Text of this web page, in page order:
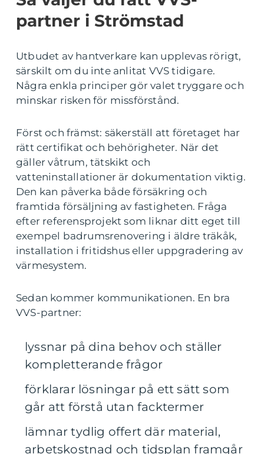
partner i Strömstad
Utbudet av hantverkare kan upplevas rörigt,
särskilt om du inte anlitat VVS tidigare.
Några enkla principer gör valet tryggare och
minskar risken för missförstånd.
Först och främst: säkerställ att företaget har
rätt certifikat och behörigheter. När det
gäller våtrum, tätskikt och
vatteninstallationer är dokumentation viktig.
Den kan påverka både försäkring och
framtida försäljning av fastigheten. Fråga
efter referensprojekt som liknar ditt eget till
exempel badrumsrenovering i äldre träkåk,
installation i fritidshus eller uppgradering av
värmesystem.
Sedan kommer kommunikationen. En bra
VVS-partner:
lyssnar på dina behov och ställer
kompletterande frågor
förklarar lösningar på ett sätt som
går att förstå utan facktermer
lämnar tydlig offert där material,
arbetskostnad och tidsplan framgår